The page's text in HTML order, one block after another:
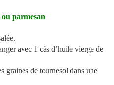
parmesan
avec 1 càs d’huile vierge de
graines de tournesol dans une